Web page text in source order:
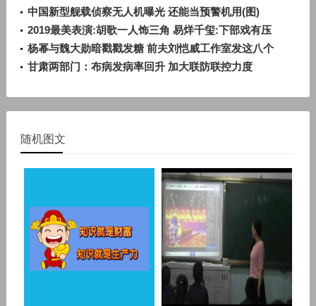
中国新型舰载侦察无人机曝光 还能当预警机用(图)
2019最美表演:胡歌一人饰三角 易烊千玺:下部戏有压
力
杨幂与魏大勋暗戳戳发糖 前夫刘恺威工作室发这八个
字
甘肃两部门：布病发病率回升 加大联防联控力度
随机图文